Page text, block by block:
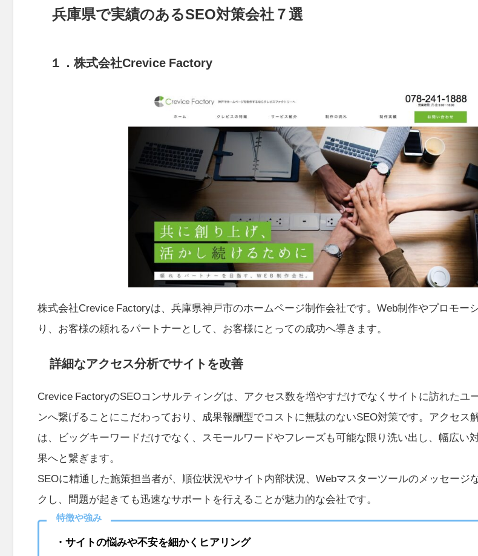
兵庫県で実績のあるSEO対策会社７選
１．株式会社Crevice Factory
株式会社Crevice Factoryは、兵庫県神戸市のホームページ制作会社です。Web制作やプロモー
り、お客様の頼れるパートナーとして、お客様にとっての成功へ導きます。
詳細なアクセス分析でサイトを改善
Crevice FactoryのSEOコンサルティングは、アクセス数を増やすだけでなくサイトに訪れたユ
ンへ繋げることにこだわっており、成果報酬型でコストに無駄のないSEO対策です。アクセス
は、ビッグキーワードだけでなく、スモールワードやフレーズも可能な限り洗い出し、幅広い
果へと繋ぎます。
SEOに精通した施策担当者が、順位状況やサイト内部状況、Webマスターツールのメッセージ
クし、問題が起きても迅速なサポートを行えることが魅力的な会社です。
特徴や強み
・サイトの悩みや不安を細かくヒアリング